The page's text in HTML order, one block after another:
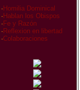
· Homilia Dominical
· Hablan los Obispos
· Fe y Razón
· Reflexion en libertad
·Colaboraciones